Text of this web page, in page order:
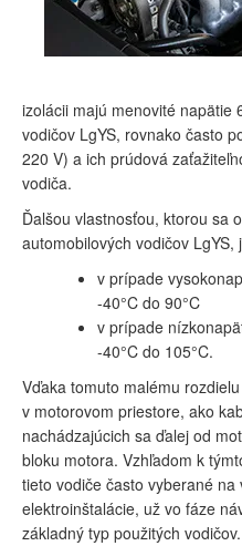
izolácii majú menovité napätie
vodičov LgYS, rovnako často
220 V) a ich prúdová
vodiča.
Ďalšou vlastnosťou, ktorou sa
automobilových vodičov LgYS,
v prípade
-40°C do 90°C
v prípade
-40°C do 105°C.
Vďaka tomuto malému
v motorovom priestore, ako
nachádzajúcich sa ďalej od
bloku motora. Vzhľadom k
tieto vodiče často vyberané
elektroinštalácie, už vo fáze
základný typ použitých vodičov.